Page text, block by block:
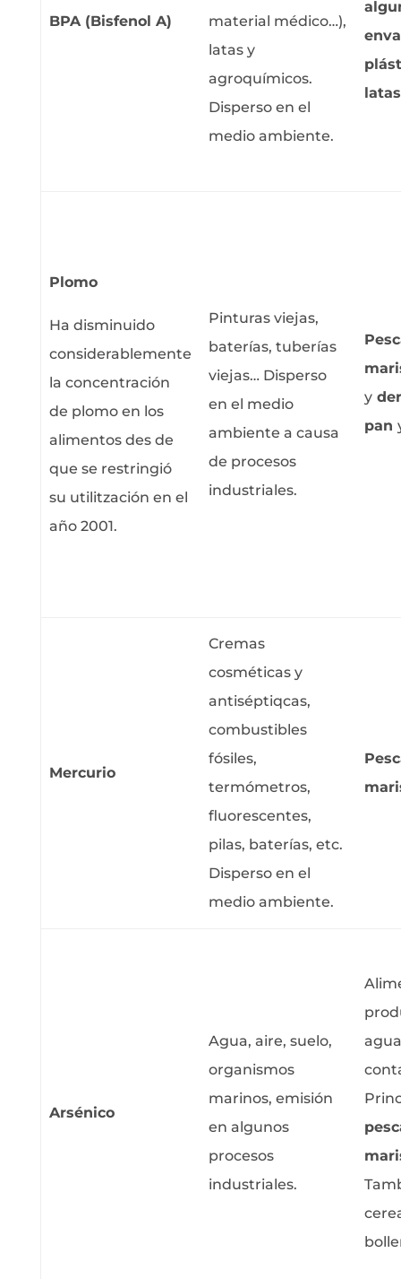
BPA (Bisfenol A)
material médico…),
latas y
agroquímicos.
Disperso en el
medio ambiente.
latas
Plomo
Ha disminuido
considerablemente
la concentración
de plomo en los
alimentos des de
que se restringió
su utilitzación en el
año 2001.
Pinturas viejas,
baterías, tuberías
viejas… Disperso
en el medio
ambiente a causa
de procesos
industriales.
y
pan
Mercurio
Cremas
cosméticas y
antiséptiqcas,
combustibles
fósiles,
termómetros,
fluorescentes,
pilas, baterías, etc.
Disperso en el
medio ambiente.
Arsénico
Agua, aire, suelo,
organismos
marinos, emisión
en algunos
procesos
industriales.